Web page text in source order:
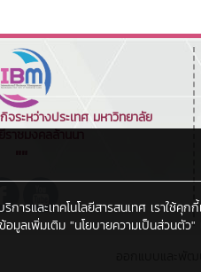
ระหว่างประเทศ มหาวิทยาลัย
การและเทคโนโลยีสารสนเทศ เราใช้
อมูลเพิ่มเติม "นโยบายความเป็นส่วนตัว"